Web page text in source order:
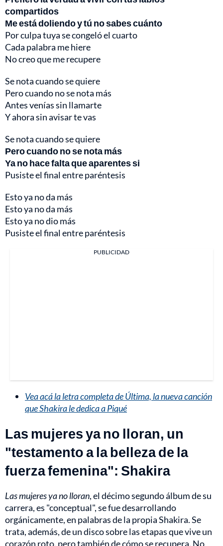
compartidos
Me está doliendo y tú no sabes cuánto
Por culpa tuya se congeló el cuarto
Cada palabra me hiere
No creo que me recupere
Se nota cuando se quiere
Pero cuando no se nota más
Antes venías sin llamarte
Y ahora sin avisar te vas
Se nota cuando se quiere
Pero cuando no se nota más
Ya no hace falta que aparentes si
Pusiste el final entre paréntesis
Esto ya no da más
Esto ya no da más
Esto ya no dio más
Pusiste el final entre paréntesis
PUBLICIDAD
Vea acá la letra completa de Última, la nueva canción
que Shakira le dedica a Piqué
Las mujeres ya no lloran, un
"testamento a la belleza de la
fuerza femenina": Shakira
Las mujeres ya no lloran, el décimo segundo álbum de su
carrera, es "conceptual", se fue desarrollando
orgánicamente, en palabras de la propia Shakira. Se
trata, además, de un disco sobre las etapas que vive un
corazón roto, pero también de cómo se recupera. No